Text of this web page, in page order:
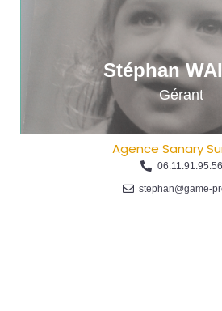
Stéphan
Gérant
Agence Sanary
06.11.91.95.56
stephan@game-